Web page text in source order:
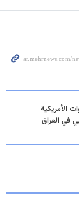
الأمريكية
في العراق